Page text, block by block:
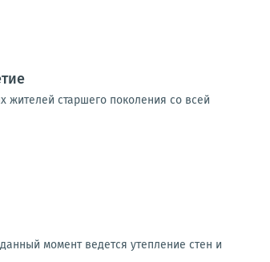
жителей старшего поколения со всей
момент ведется утепление стен и